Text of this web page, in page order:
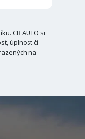
CB AUTO si
úplnost či
na